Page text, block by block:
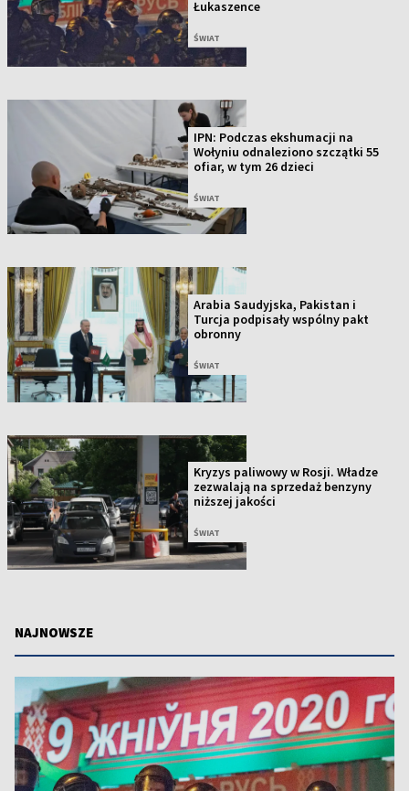
Łukaszence
ŚWIAT
IPN: Podczas ekshumacji na
Wołyniu odnaleziono szczątki 55
ofiar, w tym 26 dzieci
ŚWIAT
Arabia Saudyjska, Pakistan i
Turcja podpisały wspólny pakt
obronny
ŚWIAT
Kryzys paliwowy w Rosji. Władze
zezwalają na sprzedaż benzyny
niższej jakości
ŚWIAT
NAJNOWSZE